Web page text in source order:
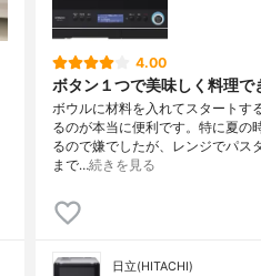
4.00
ボタン１つで美味しく料理で
ボウルに材料を入れてスタートす
るのが本当に便利です。特に夏の
るので嫌でしたが、レンジでパス
まで…続きを見る
日立(HITACHI)